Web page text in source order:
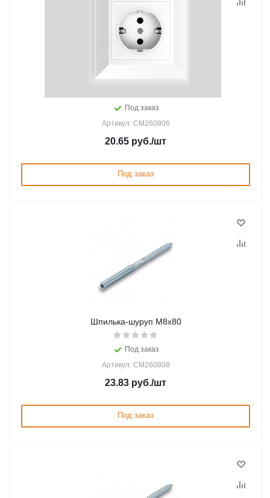
Шпилька-шуруп M8х60
Под заказ
Артикул: CM260806
20.65 руб./шт
Под заказ
Шпилька-шуруп M8х80
Под заказ
Артикул: CM260808
23.83 руб./шт
Под заказ